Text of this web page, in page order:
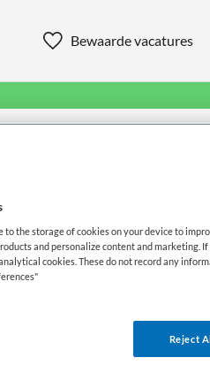
Bewaarde vacatures
van
to the storage of cookies on your device to
and personalize content and marketing.
cookies. These do not record any
Reject